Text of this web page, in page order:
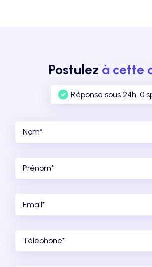
Postulez à cette
Réponse sous 24h, 0